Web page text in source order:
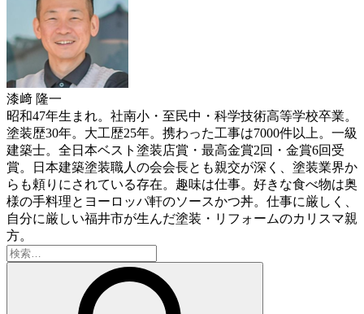
漆﨑 隆一
昭和47年生まれ。社南小・至民中・科学技術高等学校卒業。
塗装歴30年。大工歴25年。携わった工事は7000件以上。一級
建築士。全日本ベスト塗装店賞・最高金賞2回・金賞6回受
賞。日本建築塗装職人の会会長とも親交が深く、塗装業界か
らも頼りにされている存在。趣味は仕事。好きな食べ物は奥
様の手料理とヨーロッパ軒のソースかつ丼。仕事に厳しく、
自分に厳しい福井市が生んだ塗装・リフォームのカリスマ親
方。
検
索: